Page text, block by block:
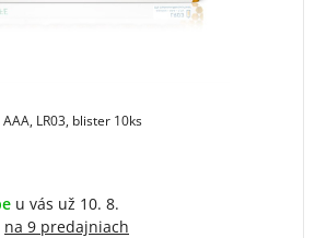
AAA, LR03, blister 10ks
u vás už 10. 8.
na 9 predajniach